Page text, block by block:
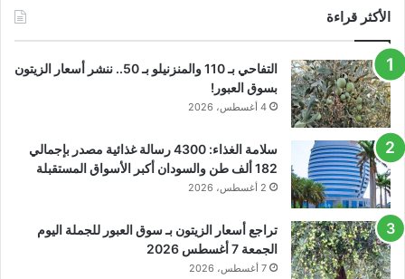
الأكثر قراءة
التفاحي بـ 110 والمنزنيلو بـ 50.. ننشر أسعار الزيتون
بسوق العبور!
4 أغسطس، 2026
سلامة الغذاء: 4300 رسالة غذائية مصدر بإجمالي
182 ألف طن والسودان أكبر الأسواق المستقبلة
2 أغسطس، 2026
تراجع أسعار الزيتون بـ سوق العبور للجملة اليوم
الجمعة 7 أغسطس 2026
7 أغسطس، 2026